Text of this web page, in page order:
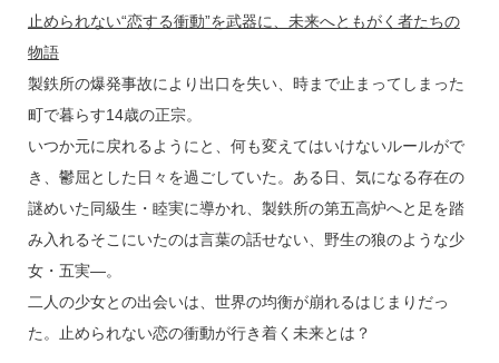
止められない“恋する衝動”を武器に、未来へともがく者たちの
物語
製鉄所の爆発事故により出口を失い、時まで止まってしまった
町で暮らす14歳の正宗。
いつか元に戻れるようにと、何も変えてはいけないルールがで
き、鬱屈とした日々を過ごしていた。ある日、気になる存在の
謎めいた同級生・睦実に導かれ、製鉄所の第五高炉へと足を踏
み入れるそこにいたのは言葉の話せない、野生の狼のような少
女・五実―。
二人の少女との出会いは、世界の均衡が崩れるはじまりだっ
た。止められない恋の衝動が行き着く未来とは？